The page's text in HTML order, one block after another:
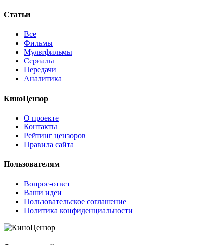
Статьи
Все
Фильмы
Мультфильмы
Сериалы
Передачи
Аналитика
КиноЦензор
О проекте
Контакты
Рейтинг цензоров
Правила сайта
Пользователям
Вопрос-ответ
Ваши идеи
Пользовательское соглашение
Политика конфиденциальности